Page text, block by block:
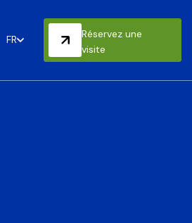
FR
Réservez une
visite